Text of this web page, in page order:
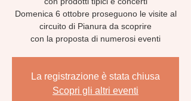
Domenica 6 ottobre proseguono le visite al
circuito di Pianura da scoprire
con la proposta di numerosi eventi
La registrazione è stata chiusa
Scopri gli altri eventi